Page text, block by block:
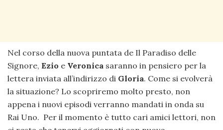
Nel corso della nuova puntata de Il Paradiso delle
Signore, Ezio e Veronica saranno in pensiero per la
lettera inviata all’indirizzo di Gloria. Come si evolverà
la situazione? Lo scopriremo molto presto, non
appena i nuovi episodi verranno mandati in onda su
Rai Uno. Per il momento è tutto cari amici lettori, non